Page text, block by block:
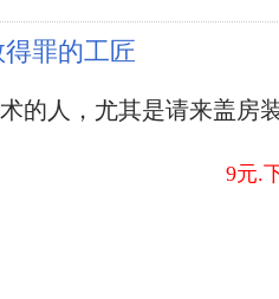
罪的工匠
的人，尤其是请来盖房
9元.